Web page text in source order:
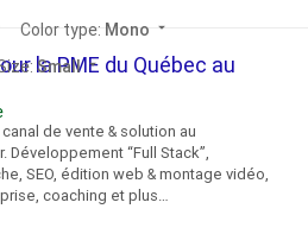
Color type: Mono arrow_drop_down
Small arrow_drop_down
la PME du Québec au
de vente & solution au
“Full Stack”,
SEO, édition web & montage vidéo,
coaching et plus…